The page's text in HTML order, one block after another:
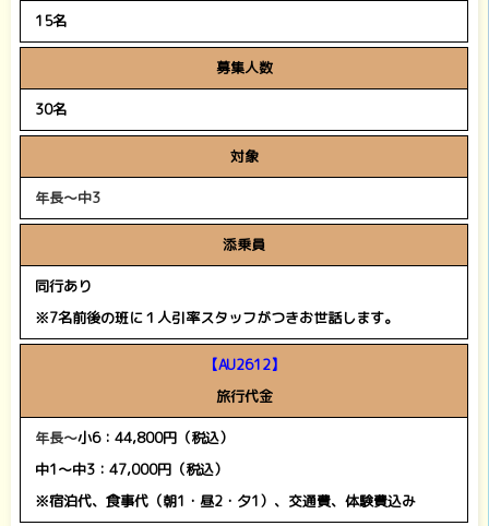
15名
募集人数
30名
対象
年長～中3
添乗員
同行あり
※7名前後の班に１人引率スタッフがつきお世話します。
【AU2612】
旅行代金
年長～小6：44,800円（税込）
中1～中3：47,000円（税込）
※宿泊代、食事代（朝1・昼2・夕1）、交通費、体験費込み